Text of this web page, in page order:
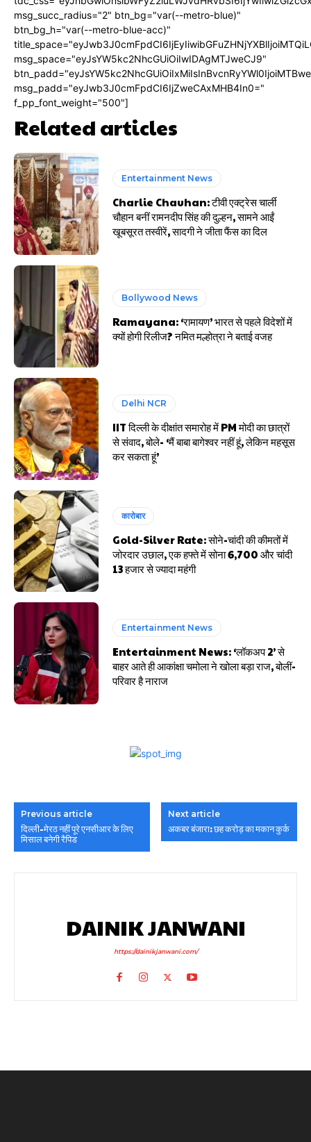
msg_succ_radius="2" btn_bg="var(--metro-blue)"
btn_bg_h="var(--metro-blue-acc)"
msg_space="eyJsYW5kc2NhcGUiOiIwIDAgMTJweCJ9"
msg_padd="eyJwb3J0cmFpdCI6IjZweCAxMHB4In0="
f_pp_font_weight="500"]
Related articles
Entertainment News
Charlie Chauhan: टीवी एक्ट्रेस चार्ली
चौहान बनीं रामनदीप सिंह की दुल्हन, सामने आईं
खूबसूरत तस्वीरें, सादगी ने जीता फैंस का दिल
Bollywood News
Ramayana: ‘रामायण’ भारत से पहले विदेशों में
क्यों होगी रिलीज? नमित मल्होत्रा ने बताई वजह
Delhi NCR
IIT दिल्ली के दीक्षांत समारोह में PM मोदी का छात्रों
से संवाद, बोले- ‘मैं बाबा बागेश्वर नहीं हूं, लेकिन महसूस
कर सकता हूं’
कारोबार
Gold-Silver Rate: सोने-चांदी की कीमतों में
जोरदार उछाल, एक हफ्ते में सोना ₹6,700 और चांदी
₹13 हजार से ज्यादा महंगी
Entertainment News
Entertainment News: ‘लॉकअप 2’ से
बाहर आते ही आकांक्षा चमोला ने खोला बड़ा राज, बोलीं-
परिवार है नाराज
Previous article
दिल्ली-मेरठ नहीं पूरे एनसीआर के लिए
मिसाल बनेगी रैपिड
Next article
अकबर बंजारा: छह करोड़ का मकान कुर्क
DAINIK JANWANI
https://dainikjanwani.com/